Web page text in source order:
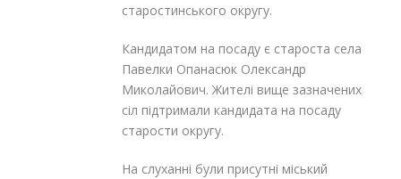
старостинського округу.
Кандидатом на посаду є староста села
Павелки Опанасюк Олександр
Миколайович. Жителі вище зазначених
сіл підтримали кандидата на посаду
старости округу.
На слуханні були присутні міський